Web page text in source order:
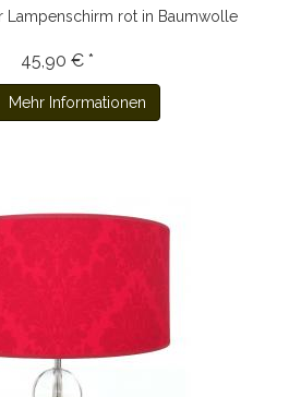
rot in Baumwolle
45,90 € *
Mehr Informationen